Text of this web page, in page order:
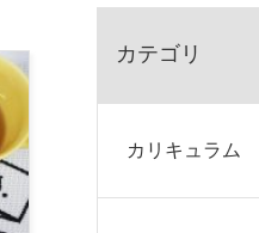
カテゴリ
カリキュラム